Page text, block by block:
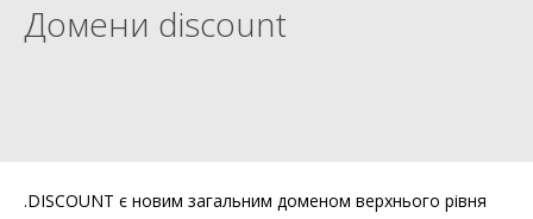
Домени discount
.DISCOUNT є новим загальним доменом верхнього рівня